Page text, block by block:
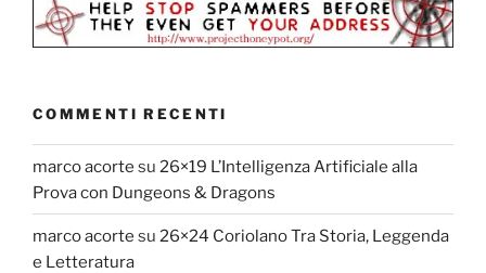
COMMENTI RECENTI
marco acorte su 26×19 L’Intelligenza Artificiale alla
Prova con Dungeons & Dragons
marco acorte su 26×24 Coriolano Tra Storia, Leggenda
e Letteratura